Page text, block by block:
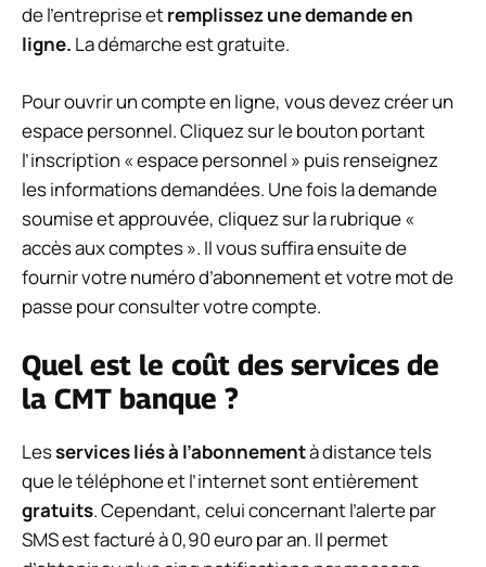
de l’entreprise etremplissez une demande en
ligne. La démarche est gratuite.
Pour ouvrir un compte en ligne, vous devez créer un
espace personnel. Cliquez sur le bouton portant
l’inscription « espace personnel » puis renseignez
les informations demandées. Une fois la demande
soumise et approuvée, cliquez sur la rubrique «
accès aux comptes ». Il vous suffira ensuite de
fournir votre numéro d’abonnement et votre mot de
passe pour consulter votre compte.
Quel est le coût des services de
la CMT banque ?
Lesservices liés à l’abonnementà distance tels
que le téléphone et l’internet sont entièrement
gratuits. Cependant, celui concernant l’alerte par
SMS est facturé à 0,90 euro par an. Il permet